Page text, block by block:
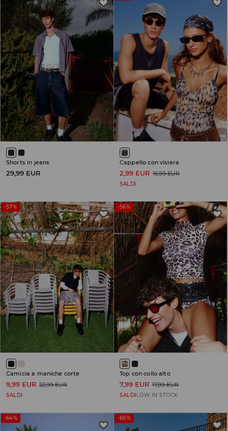
Shorts in jeans
29,99 EUR
Cappello con visiera
2,99 EUR 15,99 EUR
SALDI
-57%
Camicia a maniche corte
9,99 EUR 22,99 EUR
SALDI
-56%
Top con collo alto
7,99 EUR 17,99 EUR
SALDI LOW IN STOCK
-64% -60%